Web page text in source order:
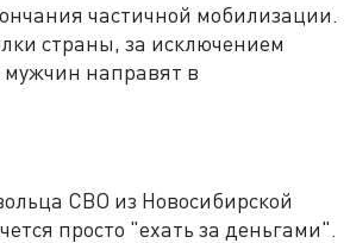
частичной мобилизации.
страны, за исключением
направят в
СВО из Новосибирской
просто "ехать за деньгами".